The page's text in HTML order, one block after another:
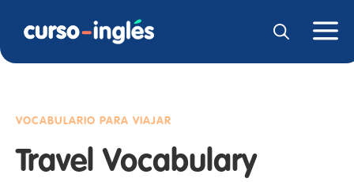
VOCABULARIO PARA VIAJAR
Travel Vocabulary